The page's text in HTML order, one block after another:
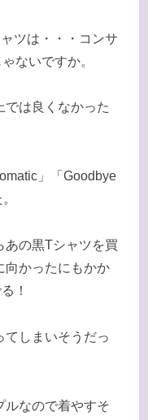
ツは・・・コンサ
ないですか。
では良くなかった
」「Goodbye
あの黒Tシャツを買
向かったにもかか
！
てしまいそうだっ
ルなので着やすそ